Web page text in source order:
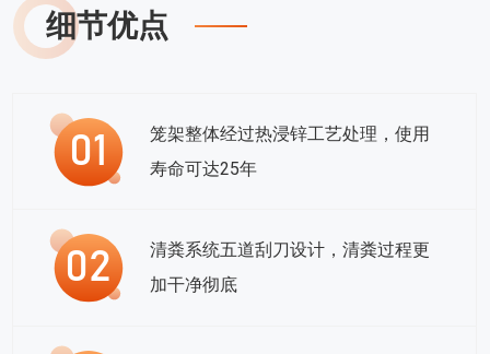
细节优点
笼架整体经过热浸锌工艺处理，使用
寿命可达25年
清粪系统五道刮刀设计，清粪过程更
加干净彻底